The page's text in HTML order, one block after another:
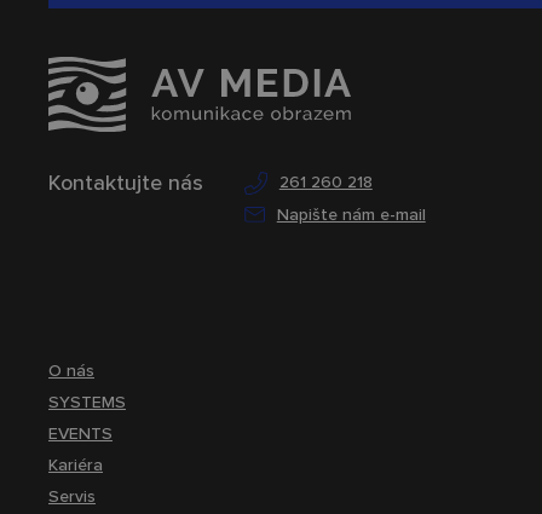
Kontaktujte nás
261 260 218
Napište nám e-mail
O nás
SYSTEMS
EVENTS
Kariéra
Servis